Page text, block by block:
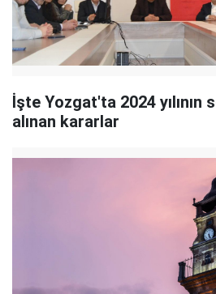
İşte Yozgat'ta 2024 yılının
alınan kararlar